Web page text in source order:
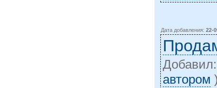
Дата добавления:22-
автором